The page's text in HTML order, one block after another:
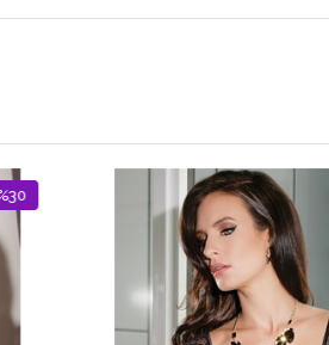
%15
İndirim
%15İndirim